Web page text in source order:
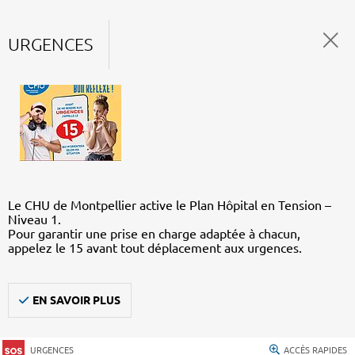
URGENCES
Le CHU de Montpellier active le Plan Hôpital en Tension –
Niveau 1.
Pour garantir une prise en charge adaptée à chacun,
appelez le 15 avant tout déplacement aux urgences.
EN SAVOIR PLUS
URGENCES ACCÈS RAPIDES